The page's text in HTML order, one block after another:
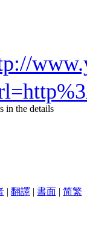
in the details
| 翻譯 | 書面 | 简繁